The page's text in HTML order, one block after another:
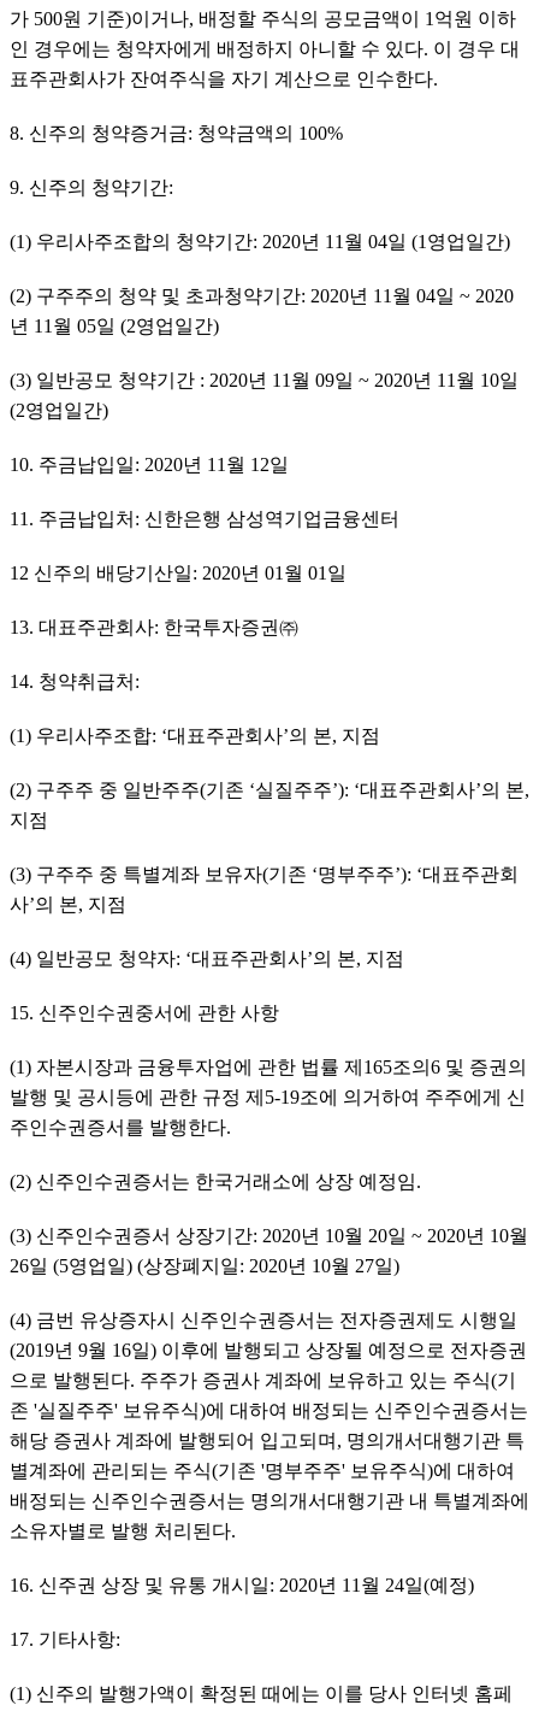
가 500원 기준)이거나, 배정할 주식의 공모금액이 1억원 이하
인 경우에는 청약자에게 배정하지 아니할 수 있다. 이 경우 대
표주관회사가 잔여주식을 자기 계산으로 인수한다.
8. 신주의 청약증거금: 청약금액의 100%
9. 신주의 청약기간:
(1) 우리사주조합의 청약기간: 2020년 11월 04일 (1영업일간)
(2) 구주주의 청약 및 초과청약기간: 2020년 11월 04일 ~ 2020
년 11월 05일 (2영업일간)
(3) 일반공모 청약기간 : 2020년 11월 09일 ~ 2020년 11월 10일
(2영업일간)
10. 주금납입일: 2020년 11월 12일
11. 주금납입처: 신한은행 삼성역기업금융센터
12 신주의 배당기산일: 2020년 01월 01일
13. 대표주관회사: 한국투자증권㈜
14. 청약취급처:
(1) 우리사주조합: ‘대표주관회사’의 본, 지점
(2) 구주주 중 일반주주(기존 ‘실질주주’): ‘대표주관회사’의 본,
지점
(3) 구주주 중 특별계좌 보유자(기존 ‘명부주주’): ‘대표주관회
사’의 본, 지점
(4) 일반공모 청약자: ‘대표주관회사’의 본, 지점
15. 신주인수권중서에 관한 사항
(1) 자본시장과 금융투자업에 관한 법률 제165조의6 및 증권의
발행 및 공시등에 관한 규정 제5-19조에 의거하여 주주에게 신
주인수권증서를 발행한다.
(2) 신주인수권증서는 한국거래소에 상장 예정임.
(3) 신주인수권증서 상장기간: 2020년 10월 20일 ~ 2020년 10월
26일 (5영업일) (상장폐지일: 2020년 10월 27일)
(4) 금번 유상증자시 신주인수권증서는 전자증권제도 시행일
(2019년 9월 16일) 이후에 발행되고 상장될 예정으로 전자증권
으로 발행된다. 주주가 증권사 계좌에 보유하고 있는 주식(기
존 '실질주주' 보유주식)에 대하여 배정되는 신주인수권증서는
해당 증권사 계좌에 발행되어 입고되며, 명의개서대행기관 특
별계좌에 관리되는 주식(기존 '명부주주' 보유주식)에 대하여
배정되는 신주인수권증서는 명의개서대행기관 내 특별계좌에
소유자별로 발행 처리된다.
16. 신주권 상장 및 유통 개시일: 2020년 11월 24일(예정)
17. 기타사항:
(1) 신주의 발행가액이 확정된 때에는 이를 당사 인터넷 홈페